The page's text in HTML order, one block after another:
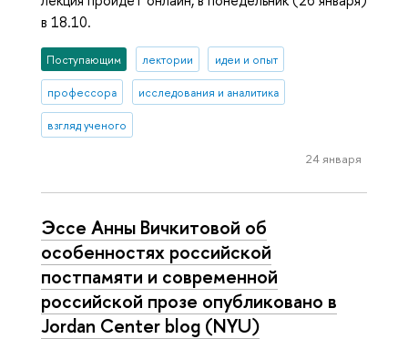
в 18.10.
Поступающим лектории идеи и опыт
профессора исследования и аналитика
взгляд ученого
24 января
Эссе Анны Вичкитовой об
особенностях российской
постпамяти и современной
российской прозе опубликовано в
Jordan Center blog (NYU)